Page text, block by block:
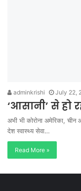
adminkrishi July 22,
‘आसानी’ से हो
अभी भी कोरोना अमेरिका, चीन
देश स्वास्थ्य सेवा…
Read More »